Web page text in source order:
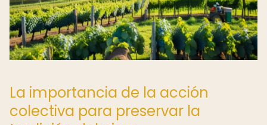
La importancia de la acción
colectiva para preservar la